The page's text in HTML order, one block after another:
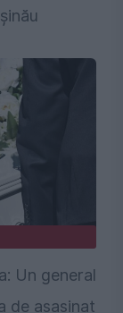
Un general
de asasinat